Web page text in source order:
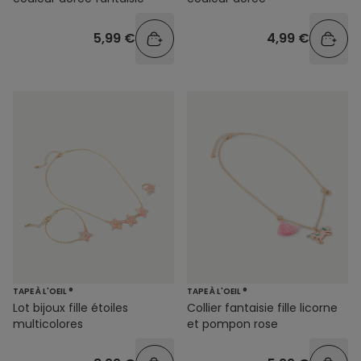
5,99 € 4,99 €
TAPE À L'OEIL ®
Lot bijoux fille étoiles
multicolores
TAPE À L'OEIL ®
Collier fantaisie fille licorne
et pompon rose